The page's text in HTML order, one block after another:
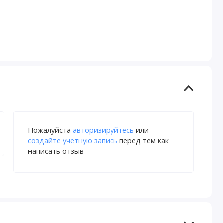
Пожалуйста авторизируйтесь или
создайте учетную запись перед тем как
написать отзыв